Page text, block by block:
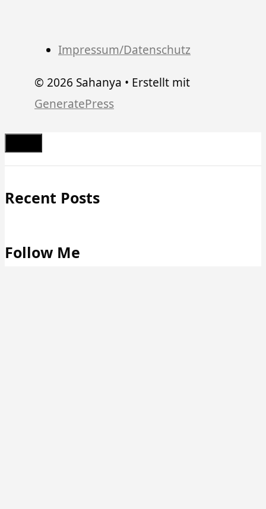
Impressum/Datenschutz
© 2026 Sahanya • Erstellt mit
GeneratePress
Schließen
Recent Posts
Follow Me